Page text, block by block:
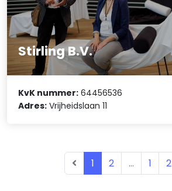
Stirling B.V.
KvK nummer: 64456536
Adres: Vrijheidslaan 11
1 2 ... 1 2